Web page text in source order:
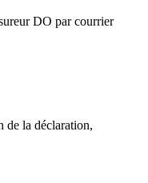
DO par courrier
de la déclaration,